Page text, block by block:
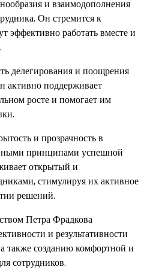
и взаимодополнения
Он стремится к
эффективно работать вместе и
делегирования и поощрения
активно поддерживает
росте и помогает им
и прозрачность в
принципами успешной
открытый и
стимулируя их активное
решений.
Петра Фрадкова
и результативности
также созданию комфортной и
сотрудников.